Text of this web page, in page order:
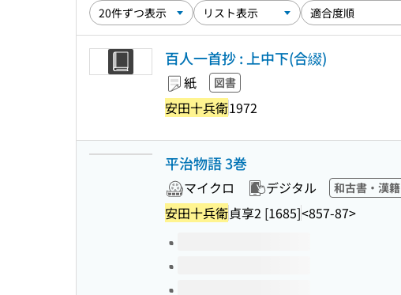
百人一首抄 : 上中下(合綴)
紙 図書
安田十兵衛1972
平治物語 3巻
マイクロ デジタル 和古書・漢籍
安田十兵衛貞享2 [1685]<857-87>
このタイトルの巻号